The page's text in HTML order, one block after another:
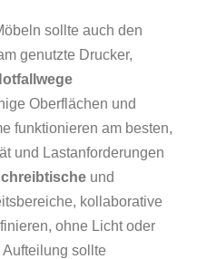
sollte auch den
genutzte Drucker,
Oberflächen und
funktionieren am besten,
und Lastanforderungen
und
kollaborative
ohne Licht oder
sollte